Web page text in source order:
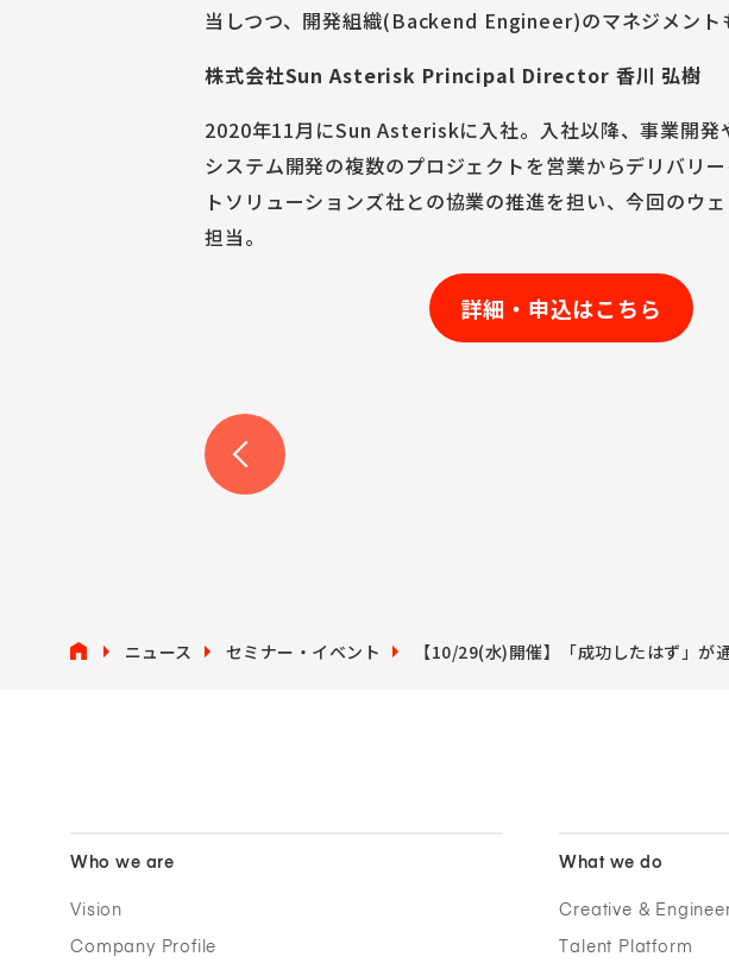
当しつつ、開発組織(Backend Engineer)のマネジメント
株式会社Sun Asterisk Principal Director 香川 弘樹
2020年11月にSun Asteriskに入社。入社以降、事業開発
システム開発の複数のプロジェクトを営業からデリバリ
トソリューションズ社との協業の推進を担い、今回のウ
担当。
詳細・申込はこちら
ニュース セミナー・イベント 【10/29(水)開催】「成功したはず」
Who we are
Vision
Company Profile
What we do
Creative &
Talent Platform